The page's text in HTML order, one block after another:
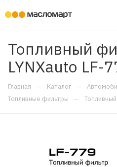
Топливный
LYNXauto LF-
Главная — Каталог —
Топливные фильтры —